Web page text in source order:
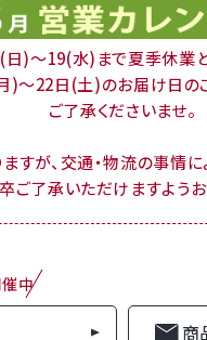
)～19(水)まで夏季休業と
)～22日(土)のお届け日の
ご了承くださいませ。
すが、交通・物流の事情
ご了承いただけますよう
催中
商